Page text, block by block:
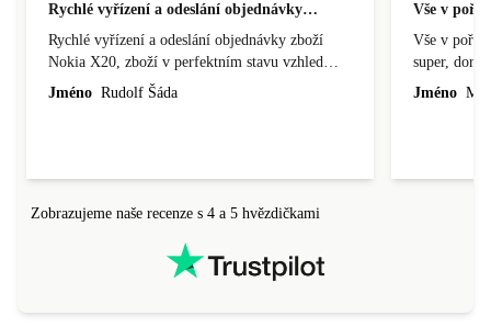
Rychlé vyřízení a odeslání objednávky…
Rychlé vyřízení a odeslání objednávky zboží
Nokia X20, zboží v perfektním stavu vzhled
nového výrobku, cena výborná, funguje v
Jméno Rudolf Šáda
Vše v
Vše v
super,
doprava
Jméno
Zobrazujeme naše recenze s 4 a 5 hvězdičkami